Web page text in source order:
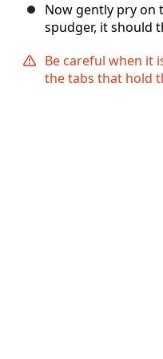
Now gently pry on
spudger, it should
Be careful when it
the tabs that hold